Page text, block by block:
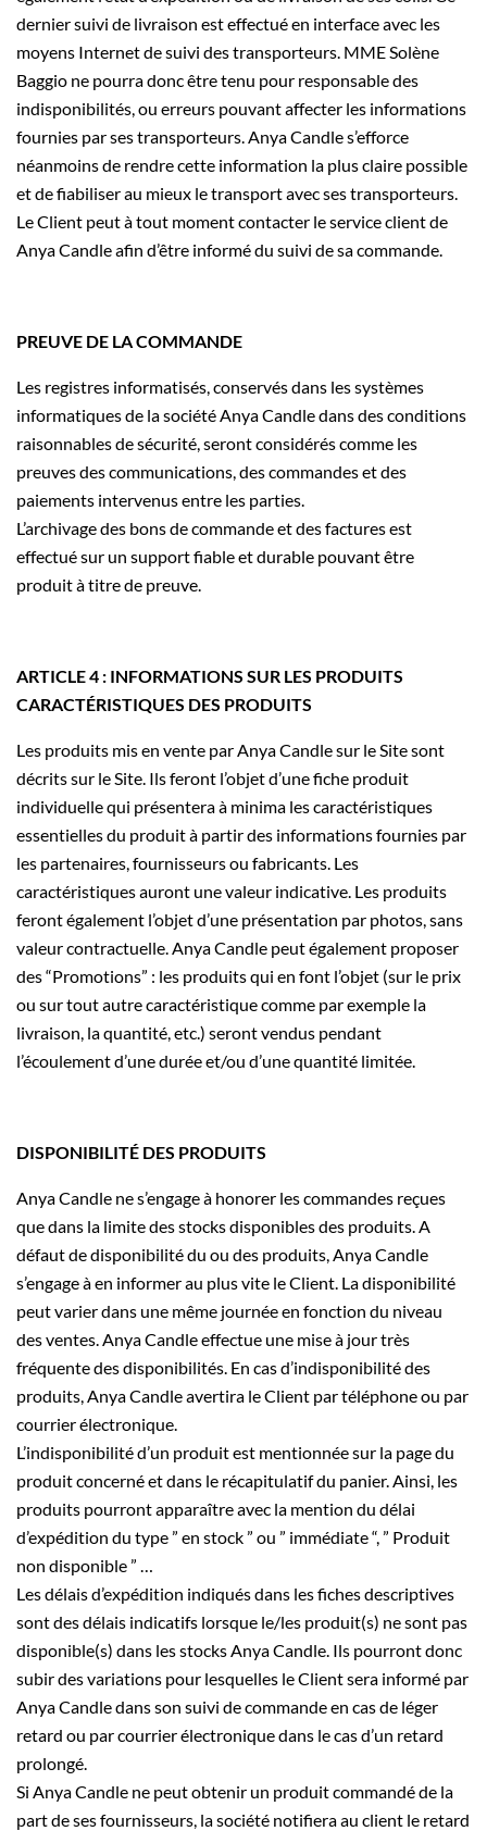
dernier suivi de livraison est effectué en interface avec les
moyens Internet de suivi des transporteurs. MME Solène
Baggio ne pourra donc être tenu pour responsable des
indisponibilités, ou erreurs pouvant affecter les informations
fournies par ses transporteurs. Anya Candle s’efforce
néanmoins de rendre cette information la plus claire possible
et de fiabiliser au mieux le transport avec ses transporteurs.
Le Client peut à tout moment contacter le service client de
Anya Candle afin d’être informé du suivi de sa commande.
PREUVE DE LA COMMANDE
Les registres informatisés, conservés dans les systèmes
informatiques de la société Anya Candle dans des conditions
raisonnables de sécurité, seront considérés comme les
preuves des communications, des commandes et des
paiements intervenus entre les parties.
L’archivage des bons de commande et des factures est
effectué sur un support fiable et durable pouvant être
produit à titre de preuve.
ARTICLE 4 : INFORMATIONS SUR LES PRODUITS
CARACTÉRISTIQUES DES PRODUITS
Les produits mis en vente par Anya Candle sur le Site sont
décrits sur le Site. Ils feront l’objet d’une fiche produit
individuelle qui présentera à minima les caractéristiques
essentielles du produit à partir des informations fournies par
les partenaires, fournisseurs ou fabricants. Les
caractéristiques auront une valeur indicative. Les produits
feront également l’objet d’une présentation par photos, sans
valeur contractuelle. Anya Candle peut également proposer
des “Promotions” : les produits qui en font l’objet (sur le prix
ou sur tout autre caractéristique comme par exemple la
livraison, la quantité, etc.) seront vendus pendant
l’écoulement d’une durée et/ou d’une quantité limitée.
DISPONIBILITÉ DES PRODUITS
Anya Candle ne s’engage à honorer les commandes reçues
que dans la limite des stocks disponibles des produits. A
défaut de disponibilité du ou des produits, Anya Candle
s’engage à en informer au plus vite le Client. La disponibilité
peut varier dans une même journée en fonction du niveau
des ventes. Anya Candle effectue une mise à jour très
fréquente des disponibilités. En cas d’indisponibilité des
produits, Anya Candle avertira le Client par téléphone ou par
courrier électronique.
L’indisponibilité d’un produit est mentionnée sur la page du
produit concerné et dans le récapitulatif du panier. Ainsi, les
produits pourront apparaître avec la mention du délai
d’expédition du type ” en stock ” ou ” immédiate “, ” Produit
non disponible ” …
Les délais d’expédition indiqués dans les fiches descriptives
sont des délais indicatifs lorsque le/les produit(s) ne sont pas
disponible(s) dans les stocks Anya Candle. Ils pourront donc
subir des variations pour lesquelles le Client sera informé par
Anya Candle dans son suivi de commande en cas de léger
retard ou par courrier électronique dans le cas d’un retard
prolongé.
Si Anya Candle ne peut obtenir un produit commandé de la
part de ses fournisseurs, la société notifiera au client le retard